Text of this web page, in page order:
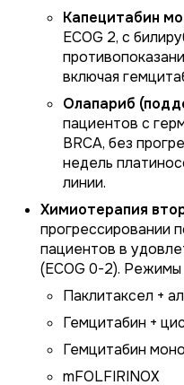
Капецитабин
ECOG 2, с
включая
Олапариб
пациентов с
BRCA, без
недель
линии.
Химиотерапия
прогрессировании
пациентов в
(ECOG 0-2). Режимы
Паклитаксел +
Гемцитабин +
Гемцитабин
mFOLFIRINOX